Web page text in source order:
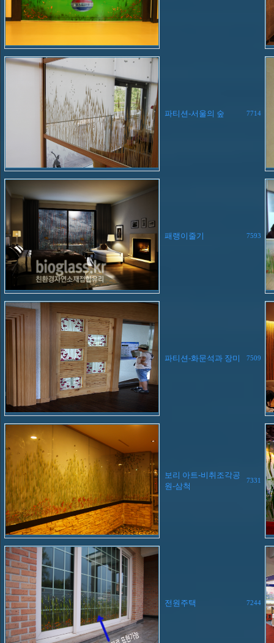
파티션-서울의 숲 7714
패랭이줄기 7593
파티션-화문석과 장미 7509
보리 아트-비취조각공
원-삼척
7331
전원주택 7244